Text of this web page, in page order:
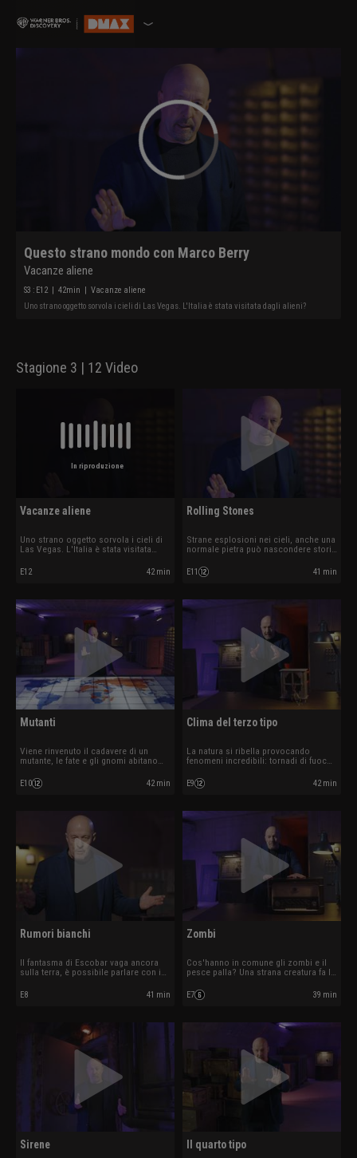
Questo strano mondo con Marco Berry
Vacanze aliene
S3 : E12 | 42min | Vacanze aliene
Uno strano oggetto sorvola i cieli di Las Vegas. L'Italia è stata visitata dagli alieni?
Stagione 3 | 12 Video
In riproduzione
Vacanze aliene
Uno strano oggetto sorvola i cieli di
Las Vegas. L'Italia è stata visitata
E12 42 min
Rolling Stones
Strane esplosioni nei cieli, anche una
normale pietra può nascondere storie
E11 41 min
Mutanti
Viene rinvenuto il cadavere di un
mutante, le fate e gli gnomi abitano
E10 42 min
Clima del terzo tipo
La natura si ribella provocando
fenomeni incredibili: tornadi di fuoco,
E9 42 min
Rumori bianchi
Il fantasma di Escobar vaga ancora
sulla terra, è possibile parlare con i
E8 41 min
Zombi
Cos'hanno in comune gli zombi e il
pesce palla? Una strana creatura fa la
E7 39 min
Sirene Il quarto tipo